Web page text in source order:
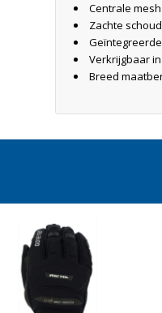
Centrale
Zachte
Verkrijgbaar
Breed